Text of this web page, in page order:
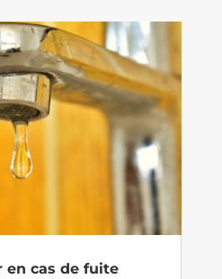
en cas de fuite